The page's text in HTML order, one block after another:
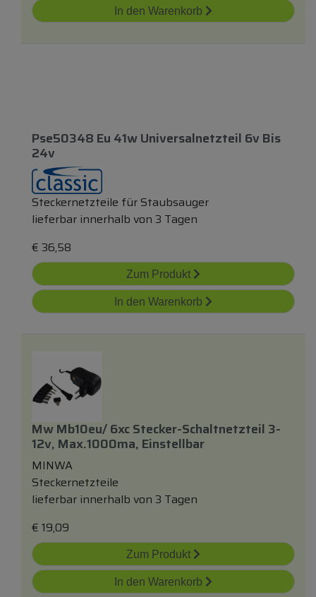
In den Warenkorb
Pse50348 Eu 41w Universalnetzteil 6v Bis
24v
Steckernetzteile für Staubsauger
lieferbar innerhalb von 3 Tagen
€ 36,58
Zum Produkt
In den Warenkorb
Mw Mb10eu/ 6xc Stecker-Schaltnetzteil 3-
12v, Max.1000ma, Einstellbar
MINWA
Steckernetzteile
lieferbar innerhalb von 3 Tagen
€ 19,09
Zum Produkt
In den Warenkorb